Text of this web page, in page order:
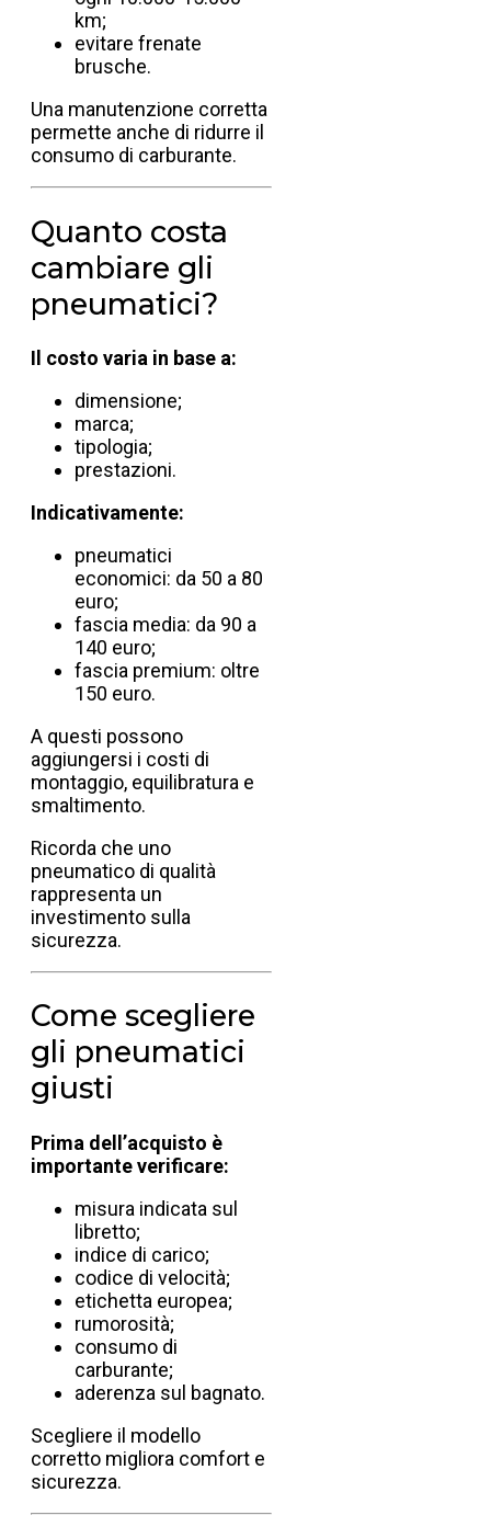
km;
evitare frenate
brusche.
Una manutenzione corretta
permette anche di ridurre il
consumo di carburante.
Quanto costa
cambiare gli
pneumatici?
Il costo varia in base a:
dimensione;
marca;
tipologia;
prestazioni.
Indicativamente:
pneumatici
economici: da 50 a 80
euro;
fascia media: da 90 a
140 euro;
fascia premium: oltre
150 euro.
A questi possono
aggiungersi i costi di
montaggio, equilibratura e
smaltimento.
Ricorda che uno
pneumatico di qualità
rappresenta un
investimento sulla
sicurezza.
Come scegliere
gli pneumatici
giusti
Prima dell’acquisto è
importante verificare:
misura indicata sul
libretto;
indice di carico;
codice di velocità;
etichetta europea;
rumorosità;
consumo di
carburante;
aderenza sul bagnato.
Scegliere il modello
corretto migliora comfort e
sicurezza.